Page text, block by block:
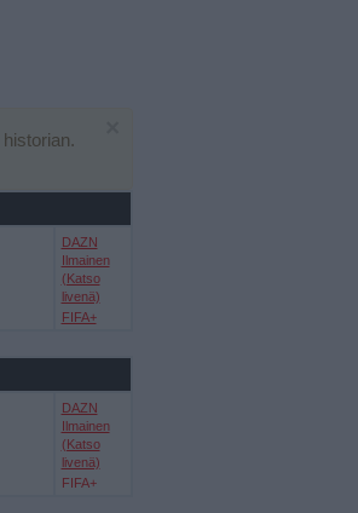
DAZN
Ilmainen
(Katso
livenä)
FIFA+
DAZN
Ilmainen
(Katso
livenä)
FIFA+